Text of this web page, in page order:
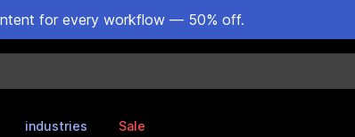
for every workflow — 50% off.
industries Sale